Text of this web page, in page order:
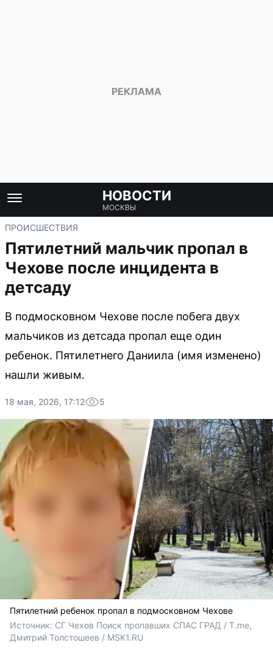
НОВОСТИ
МОСКВЫ
ПРОИСШЕСТВИЯ
Пятилетний мальчик пропал в
Чехове после инцидента в
детсаду
В подмосковном Чехове после побега двух
мальчиков из детсада пропал еще один
ребенок. Пятилетнего Даниила (имя изменено)
нашли живым.
18 мая, 2026, 17:12 5
Пятилетний ребенок пропал в подмосковном Чехове
Источник:
Дмитрий Толстошеев / MSK1.RU